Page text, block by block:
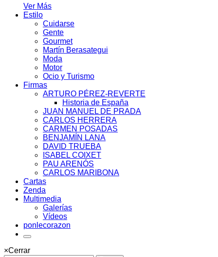
Ver Más
Estilo
Cuidarse
Gente
Gourmet
Martín Berasategui
Moda
Motor
Ocio y Turismo
Firmas
ARTURO PÉREZ-REVERTE
Historia de España
JUAN MANUEL DE PRADA
CARLOS HERRERA
CARMEN POSADAS
BENJAMÍN LANA
DAVID TRUEBA
ISABEL COIXET
PAU ARENÓS
CARLOS MARIBONA
Cartas
Zenda
Multimedia
Galerías
Vídeos
ponlecorazon
×Cerrar